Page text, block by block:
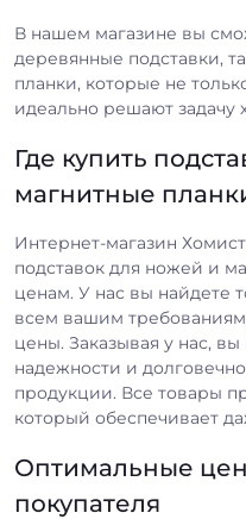
В нашем магазине вы
деревянные подставки,
планки, которые не
идеально решают задачу
Где купить
магнитные
Интернет-магазин
подставок для ножей и
ценам. У нас вы найдете
всем вашим
цены. Заказывая у нас,
надежности и
продукции. Все товары
который обеспечивает
Оптимальные
покупателя